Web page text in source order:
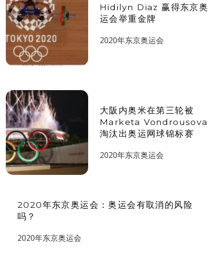
Hidilyn Diaz 赢得东京奥
运会举重金牌
2020年东京奥运会
大阪内奥米在第三轮被
Marketa Vondrousova
淘汰出奥运网球锦标赛
2020年东京奥运会
2020年东京奥运会：奥运会有取消的风险
吗？
2020年东京奥运会